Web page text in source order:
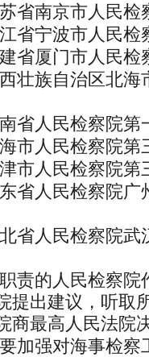
省南京市人民检
省宁波市人民检
省厦门市人民检
壮族自治区北海
省人民检察院第
市人民检察院第
市人民检察院第
省人民检察院
省人民检察院武
责的人民检察院
提出建议，听取
商最高人民法院
加强对海事检察